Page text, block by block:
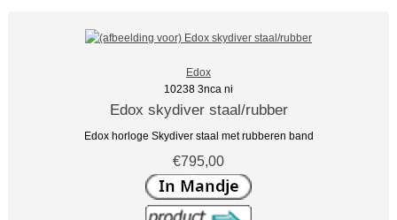
Edox
10238 3nca ni
Edox skydiver staal/rubber
Edox horloge Skydiver staal met rubberen band
€795,00